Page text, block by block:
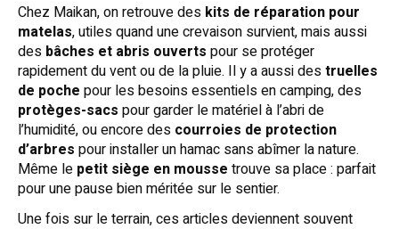
Chez Maikan, on retrouve des kits de réparation pour
matelas, utiles quand une crevaison survient, mais aussi
des bâches et abris ouverts pour se protéger
rapidement du vent ou de la pluie. Il y a aussi destruelles
de poche pour les besoins essentiels en camping, des
protèges-sacs pour garder le matériel à l’abri de
l’humidité, ou encore des courroies de protection
d’arbres pour installer un hamac sans abîmer la nature.
Même le petit siège en mousse trouve sa place : parfait
pour une pause bien méritée sur le sentier.
Une fois sur le terrain, ces articles deviennent souvent